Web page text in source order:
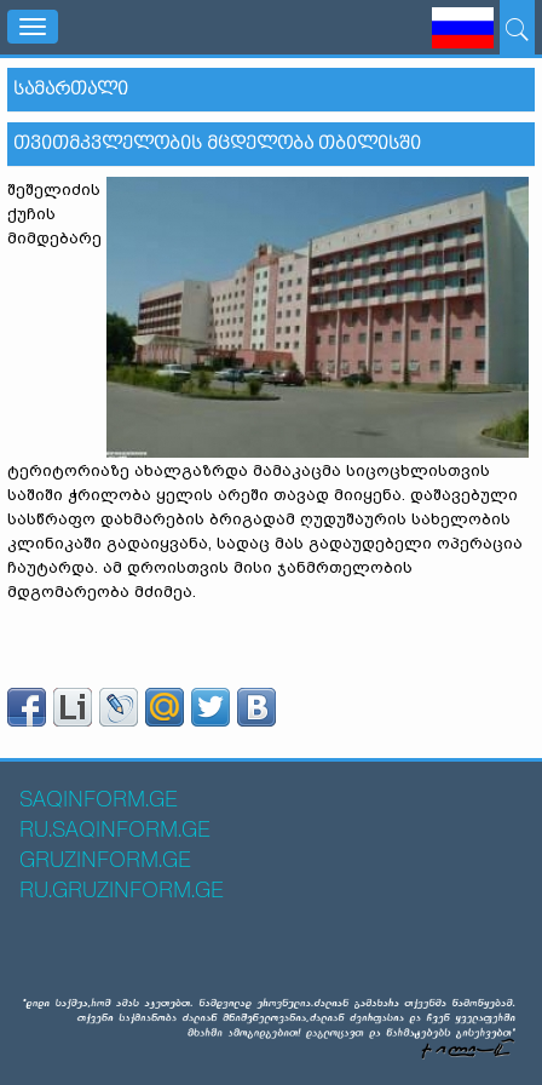
Toggle
navigation
ᲡᲐᲛᲐᲠᲗᲐᲚᲘ
ᲗᲕᲘᲗᲛᲙᲕᲚᲔᲚᲝᲑᲘᲡ ᲛᲪᲓᲔᲚᲝᲑᲐ ᲗᲑᲘᲚᲘᲡᲨᲘ
შეშელიძის
ქუჩის
მიმდებარე
ტერიტორიაზე ახალგაზრდა მამაკაცმა სიცოცხლისთვის
საშიში ჭრილობა ყელის არეში თავად მიიყენა. დაშავებული
სასწრაფო დახმარების ბრიგადამ ღუდუშაურის სახელობის
კლინიკაში გადაიყვანა, სადაც მას გადაუდებელი ოპერაცია
ჩაუტარდა. ამ დროისთვის მისი ჯანმრთელობის
მდგომარეობა მძიმეა.
SAQINFORM.GE
RU.SAQINFORM.GE
GRUZINFORM.GE
RU.GRUZINFORM.GE